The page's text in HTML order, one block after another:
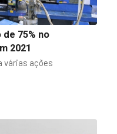
75% no
2021
várias ações